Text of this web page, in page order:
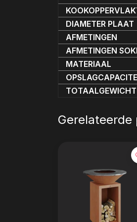
DIAMETER PLAAT
AFMETINGEN
AFMETINGEN
MATERIAAL
TOTAALGEWICHT
Gerelateerde